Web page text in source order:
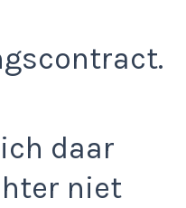
daar
niet